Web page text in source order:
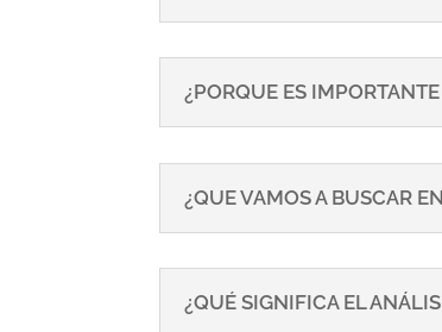
¿PORQUE ES
¿QUE VAMOS A BUSCAR
¿QUÉ SIGNIFICA EL